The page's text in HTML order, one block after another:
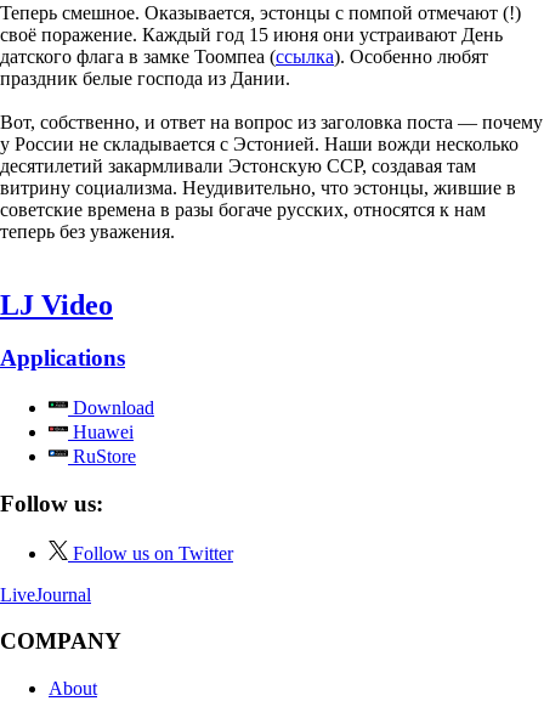
Теперь смешное. Оказывается, эстонцы с помпой отмечают (!)
своё поражение. Каждый год 15 июня они устраивают День
датского флага в замке Тоомпеа (ссылка). Особенно любят
праздник белые господа из Дании.
Вот, собственно, и ответ на вопрос из заголовка поста — почему
у России не складывается с Эстонией. Наши вожди несколько
десятилетий закармливали Эстонскую ССР, создавая там
витрину социализма. Неудивительно, что эстонцы, жившие в
советские времена в разы богаче русских, относятся к нам
теперь без уважения.
LJ Video
Applications
Download
Huawei
RuStore
Follow us:
Follow us on Twitter
LiveJournal
COMPANY
About